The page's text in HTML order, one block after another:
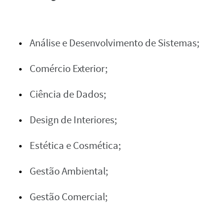
Análise e Desenvolvimento de Sistemas;
Comércio Exterior;
Ciência de Dados;
Design de Interiores;
Estética e Cosmética;
Gestão Ambiental;
Gestão Comercial;